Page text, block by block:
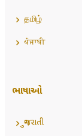
தமிழ்
ਪੰਜਾਬੀ
ભાષાઓ
ગુજરાતી